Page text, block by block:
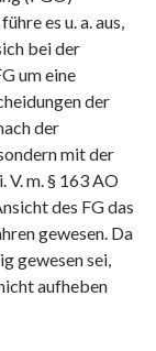
es u. a. aus,
bei der
um eine
der
der
mit der
V. m. § 163 AO
des FG das
gewesen. Da
gewesen sei,
aufheben